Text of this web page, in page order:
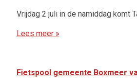
Vrijdag 2 juli in de namiddag komt
Lees meer »
Fietspool gemeente Boxmeer